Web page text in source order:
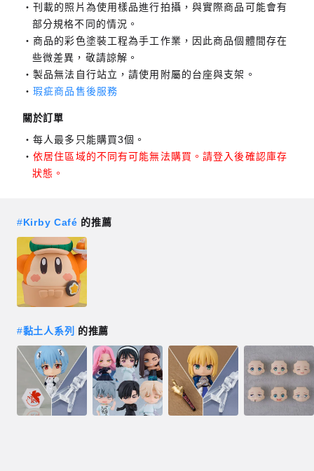
刊載的照片為使用樣品進行拍攝，與實際商品可能會有
部分規格不同的情況。
商品的彩色塗裝工程為手工作業，因此商品個體間存在
些微差異，敬請諒解。
製品無法自行站立，請使用附屬的台座與支架。
瑕疵商品售後服務
關於訂單
每人最多只能購買3個。
依居住區域的不同有可能無法購買。請登入後確認庫存
狀態。
#Kirby Café 的推薦
#黏土人系列 的推薦